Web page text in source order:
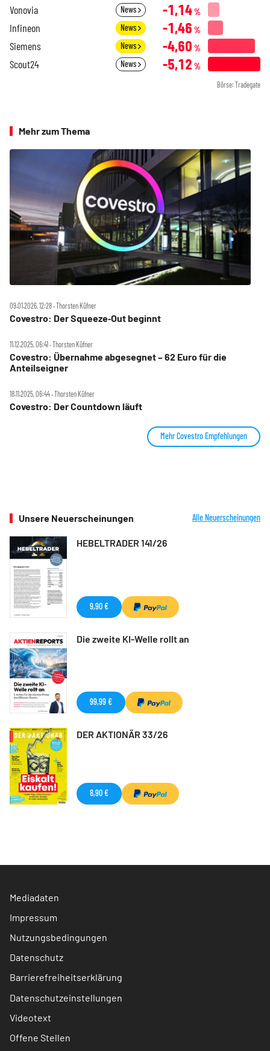
Vonovia News -1,14%
Infineon News -1,46 %
Siemens News -4,60 %
Scout24 News -5,12 %
Börse: Tradegate
Mehr zum Thema
09.01.2026, 12:28 ‧ Thorsten Küfner
Covestro: Der Squeeze‑Out beginnt
11.12.2025, 06:41 ‧ Thorsten Küfner
Covestro: Übernahme abgesegnet – 62 Euro für die
Anteilseigner
18.11.2025, 06:44 ‧ Thorsten Küfner
Covestro: Der Countdown läuft
Mehr Covestro Empfehlungen
Unsere Neuerscheinungen Alle Neuerscheinungen
HEBELTRADER 141/26
9,90 €
Die zweite KI-Welle rollt an
99,99 €
DER AKTIONÄR 33/26
8,90 €
Mediadaten
Impressum
Nutzungsbedingungen
Datenschutz
Barrierefreiheitserklärung
Datenschutzeinstellungen
Videotext
Offene Stellen